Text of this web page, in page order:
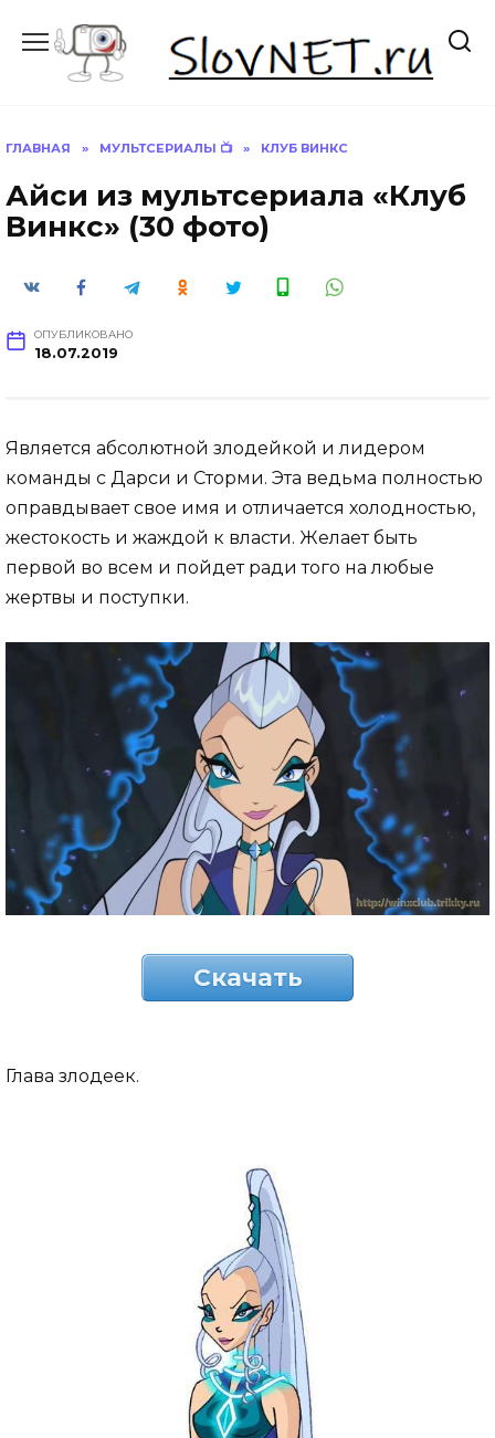
содержанию
ГЛАВНАЯ » МУЛЬТСЕРИАЛЫ 📺 » КЛУБ ВИНКС
Айси из мультсериала «Клуб
Винкс» (30 фото)
ОПУБЛИКОВАНО
18.07.2019
Является абсолютной злодейкой и лидером
команды с Дарси и Сторми. Эта ведьма полностью
оправдывает свое имя и отличается холодностью,
жестокость и жаждой к власти. Желает быть
первой во всем и пойдет ради того на любые
жертвы и поступки.
Скачать
Глава злодеек.